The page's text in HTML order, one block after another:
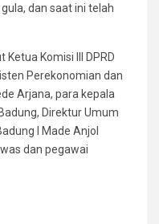
dan saat ini telah
Komisi III DPRD
Perekonomian dan
Arjana, para kepala
Direktur Umum
I Made Anjol
dan pegawai